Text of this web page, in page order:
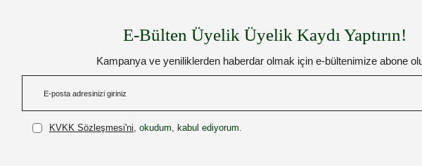
E-Bülten Üyelik Üyelik Kaydı Yaptırın!
Kampanya ve yeniliklerden haberdar olmak için e-bültenimize abone
KVKK Sözleşmesi'ni , okudum, kabul ediyorum.